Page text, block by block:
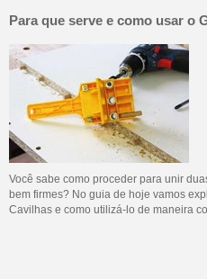
Para que serve e como usar o
Você sabe como proceder para unir
bem firmes? No guia de hoje vamos
Cavilhas e como utilizá-lo de maneira